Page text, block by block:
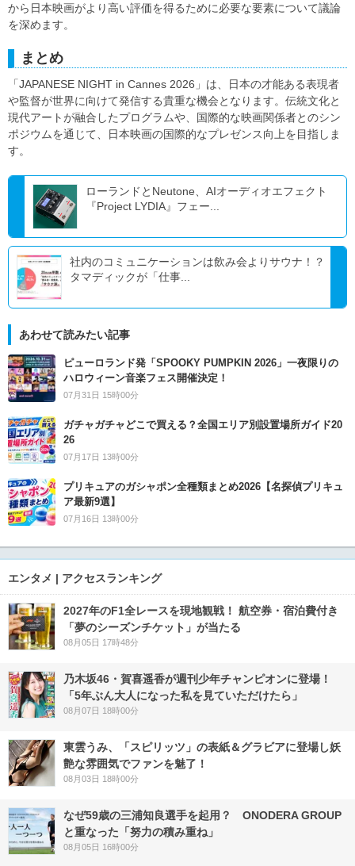
から日本映画がより高い評価を得るために必要な要素について議論
を深めます。
まとめ
「JAPANESE NIGHT in Cannes 2026」は、日本の才能ある表現者
や監督が世界に向けて発信する貴重な機会となります。伝統文化と
現代アートが融合したプログラムや、国際的な映画関係者とのシン
ポジウムを通じて、日本映画の国際的なプレゼンス向上を目指しま
す。
ローランドとNeutone、AIオーディオエフェクト
『Project LYDIA』フェー...
社内のコミュニケーションは飲み会よりサウナ！？
タマディックが「仕事...
あわせて読みたい記事
ピューロランド発「SPOOKY PUMPKIN 2026」一夜限りの
ハロウィーン音楽フェス開催決定！
07月31日 15時00分
ガチャガチャどこで買える？全国エリア別設置場所ガイド20
26
07月17日 13時00分
プリキュアのガシャポン全種類まとめ2026【名探偵プリキュ
ア最新9選】
07月16日 13時00分
エンタメ | アクセスランキング
2027年のF1全レースを現地観戦！ 航空券・宿泊費付き
「夢のシーズンチケット」が当たる
08月05日 17時48分
乃木坂46・賀喜遥香が週刊少年チャンピオンに登場！
「5年ぶん大人になった私を見ていただけたら」
08月07日 18時00分
東雲うみ、「スピリッツ」の表紙＆グラビアに登場し妖
艶な雰囲気でファンを魅了！
08月03日 18時00分
なぜ59歳の三浦知良選手を起用？ ONODERA GROUP
と重なった「努力の積み重ね」
08月05日 16時00分